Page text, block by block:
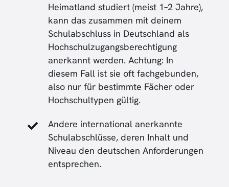
Heimatland studiert (meist 1–2 Jahre),
kann das zusammen mit deinem
Schulabschluss in Deutschland als
Hochschulzugangsberechtigung
anerkannt werden. Achtung: In
diesem Fall ist sie oft fachgebunden,
also nur für bestimmte Fächer oder
Hochschultypen gültig.
Andere international anerkannte
Schulabschlüsse, deren Inhalt und
Niveau den deutschen Anforderungen
entsprechen.